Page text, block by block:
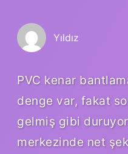
Yıldız
PVC kenar
denge var, fakat
gelmiş gibi
merkezinde net